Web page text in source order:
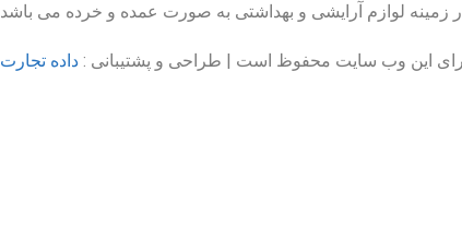
زمینه لوازم آرایشی و بهداشتی به صورت عمده و خرده می باشد
داده تجارت